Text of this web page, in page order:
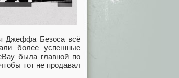
Джеффа Безоса всё
более успешные
была главной по
тот не продавал